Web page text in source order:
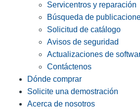
Servicentros y reparación
Búsqueda de
Solicitud de catálogo
Avisos de seguridad
Actualizaciones de
Contáctenos
Dónde comprar
Solicite una demostración
Acerca de nosotros